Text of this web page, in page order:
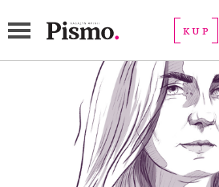
KUP